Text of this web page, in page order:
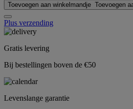
Toevoegen aan winkelmandje Toevoegen
Plus verzending
Gratis levering
Bij bestellingen boven de €50
Levenslange garantie